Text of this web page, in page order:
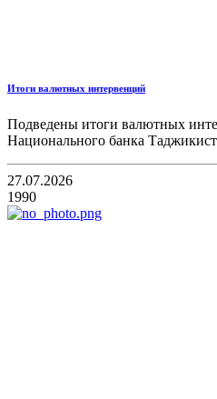
Итоги валютных интервенций
Подведены итоги валютных
Национального банка
27.07.2026
1990